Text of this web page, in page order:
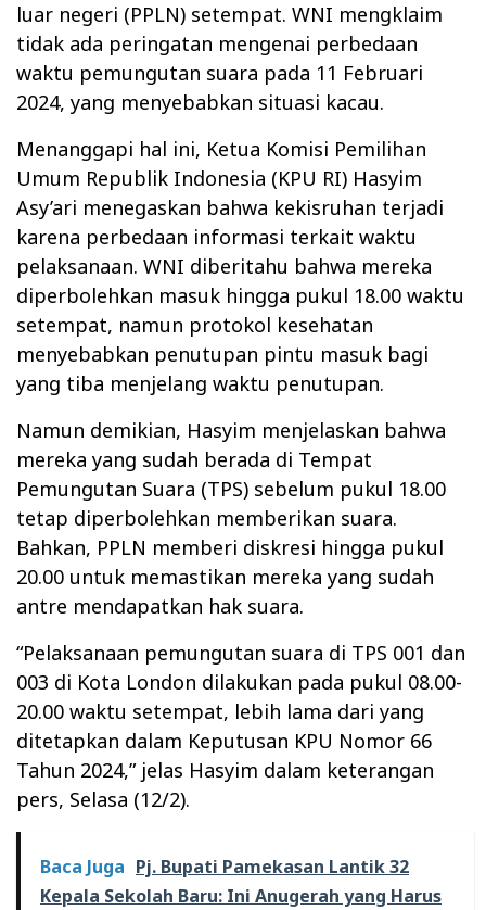
luar negeri (PPLN) setempat. WNI mengklaim
tidak ada peringatan mengenai perbedaan
waktu pemungutan suara pada 11 Februari
2024, yang menyebabkan situasi kacau.
Menanggapi hal ini, Ketua Komisi Pemilihan
Umum Republik Indonesia (KPU RI) Hasyim
Asy’ari menegaskan bahwa kekisruhan terjadi
karena perbedaan informasi terkait waktu
pelaksanaan. WNI diberitahu bahwa mereka
diperbolehkan masuk hingga pukul 18.00 waktu
setempat, namun protokol kesehatan
menyebabkan penutupan pintu masuk bagi
yang tiba menjelang waktu penutupan.
Namun demikian, Hasyim menjelaskan bahwa
mereka yang sudah berada di Tempat
Pemungutan Suara (TPS) sebelum pukul 18.00
tetap diperbolehkan memberikan suara.
Bahkan, PPLN memberi diskresi hingga pukul
20.00 untuk memastikan mereka yang sudah
antre mendapatkan hak suara.
“Pelaksanaan pemungutan suara di TPS 001 dan
003 di Kota London dilakukan pada pukul 08.00-
20.00 waktu setempat, lebih lama dari yang
ditetapkan dalam Keputusan KPU Nomor 66
Tahun 2024,” jelas Hasyim dalam keterangan
pers, Selasa (12/2).
Baca Juga Pj. Bupati Pamekasan Lantik 32
Kepala Sekolah Baru: Ini Anugerah yang Harus